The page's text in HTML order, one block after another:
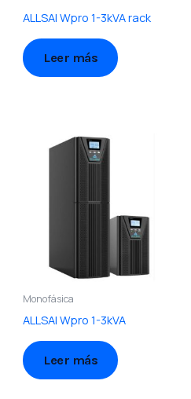
ALLSAI Wpro 1-3kVA rack
Leer más
Monofásica
ALLSAI Wpro 1-3kVA
Leer más